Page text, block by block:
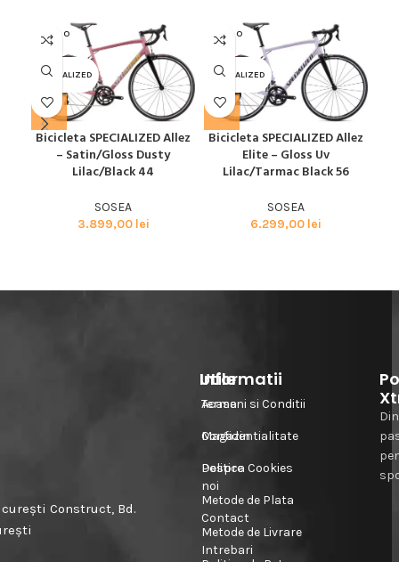
SOLD O
UT
SPECIALIZED
Bicicleta SPECIALIZED Allez
– Satin/Gloss Dusty
Lilac/Black 44
SOSEA
3.899,00 lei
SOLD O
UT
SPECIALIZED
Bicicleta SPECIALIZED Allez
Elite – Gloss Uv
Lilac/Tarmac Black 56
SOSEA
6.299,00 lei
Construct, Bd.
Informatii
Acasa
Magazin
Despre
noi
Contact
Intrebari
Utile
Termeni si Conditii
Confidentialitate
Politica Cookies
Metode de Plata
Metode de Livrare
Din